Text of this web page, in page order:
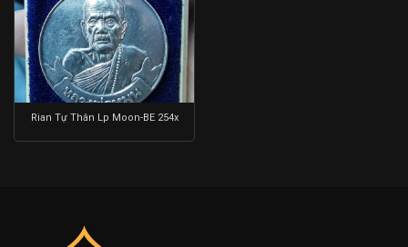
Rian Tự Thân Lp Moon-BE 254x